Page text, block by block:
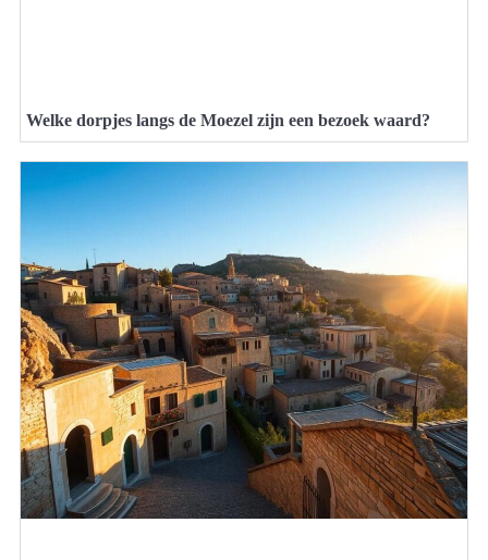
Welke dorpjes langs de Moezel zijn een bezoek waard?